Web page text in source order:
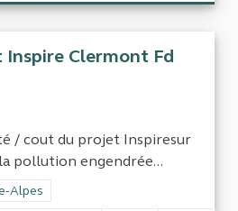
Clermont Fd
/ cout du projet Inspiresur
pollution engendrée...
la catégorie : CRC Auvergne Rhône-
Alpes